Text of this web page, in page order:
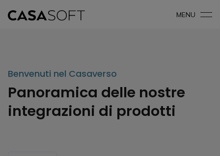
MENU
Benvenuti nel Casaverso
Panoramica delle nostre
integrazioni di prodotti